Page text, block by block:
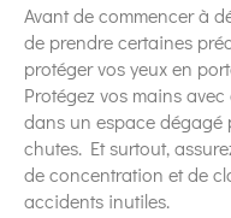
Avant de commencer à
de prendre certaines
protéger vos yeux en
Protégez vos mains
dans un espace dégagé
chutes. Et surtout,
de concentration et de
accidents inutiles.